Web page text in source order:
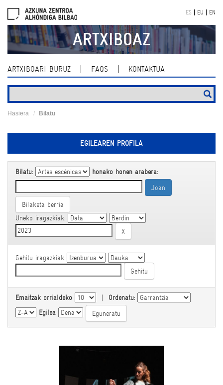
navigation
ES EU EN
ARTXIBOAZ
ARTXIBOARI BURUZ FAQS KONTAKTUA
Hasiera Bilatu
EGILEAREN PROFILA
Bilatu: honako honen arabera:
Bilaketa berria
Uneko iragazkiak:
Gehitu iragazkiak
Emaitzak orrialdeko | Ordenatu:
Egilea